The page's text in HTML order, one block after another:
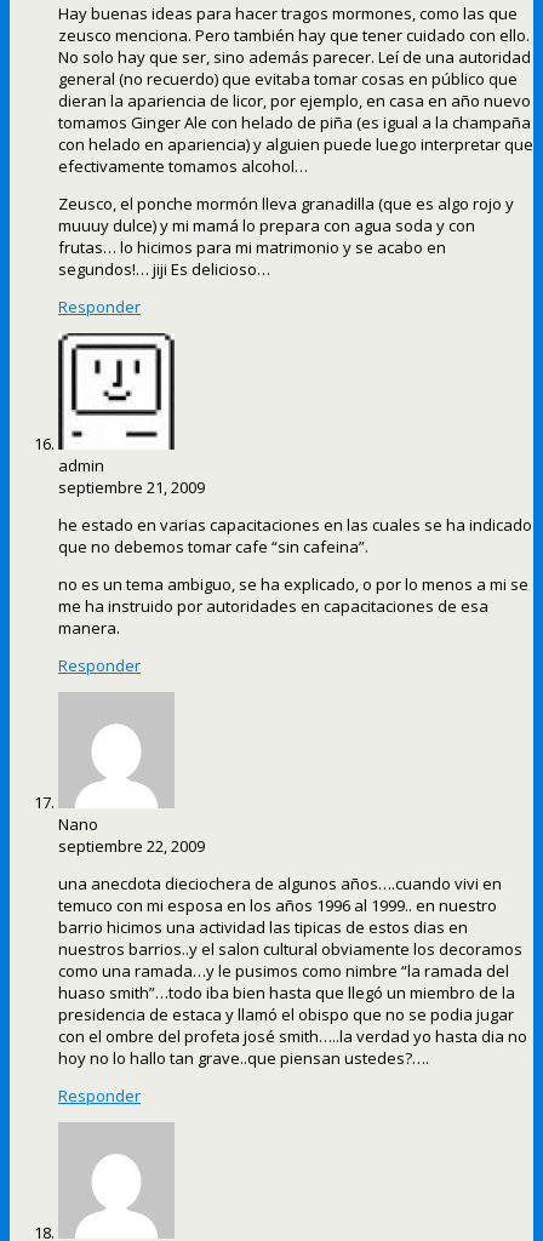
Hay buenas ideas para hacer tragos mormones, como las que
zeusco menciona. Pero también hay que tener cuidado con ello.
No solo hay que ser, sino además parecer. Leí de una autoridad
general (no recuerdo) que evitaba tomar cosas en público que
dieran la apariencia de licor, por ejemplo, en casa en año nuevo
tomamos Ginger Ale con helado de piña (es igual a la champaña
con helado en apariencia) y alguien puede luego interpretar que
efectivamente tomamos alcohol…
Zeusco, el ponche mormón lleva granadilla (que es algo rojo y
muuuy dulce) y mi mamá lo prepara con agua soda y con
frutas… lo hicimos para mi matrimonio y se acabo en
segundos!… jiji Es delicioso…
Responder
admin
septiembre 21, 2009
he estado en varias capacitaciones en las cuales se ha indicado
que no debemos tomar cafe “sin cafeina”.
no es un tema ambiguo, se ha explicado, o por lo menos a mi se
me ha instruido por autoridades en capacitaciones de esa
manera.
Responder
Nano
septiembre 22, 2009
una anecdota dieciochera de algunos años….cuando vivi en
temuco con mi esposa en los años 1996 al 1999.. en nuestro
barrio hicimos una actividad las tipicas de estos dias en
nuestros barrios..y el salon cultural obviamente los decoramos
como una ramada…y le pusimos como nimbre “la ramada del
huaso smith”…todo iba bien hasta que llegó un miembro de la
presidencia de estaca y llamó el obispo que no se podia jugar
con el ombre del profeta josé smith…..la verdad yo hasta dia no
hoy no lo hallo tan grave..que piensan ustedes?….
Responder